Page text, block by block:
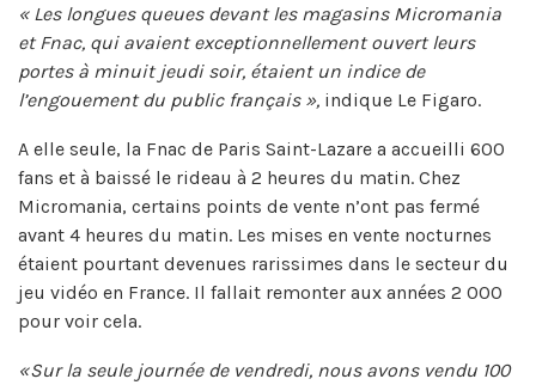
« Les longues queues devant les magasins Micromania
et Fnac, qui avaient exceptionnellement ouvert leurs
portes à minuit jeudi soir, étaient un indice de
l’engouement du public français », indique Le Figaro.
A elle seule, la Fnac de Paris Saint-Lazare a accueilli 600
fans et à baissé le rideau à 2 heures du matin. Chez
Micromania, certains points de vente n’ont pas fermé
avant 4 heures du matin. Les mises en vente nocturnes
étaient pourtant devenues rarissimes dans le secteur du
jeu vidéo en France. Il fallait remonter aux années 2 000
pour voir cela.
« Sur la seule journée de vendredi, nous avons vendu 100